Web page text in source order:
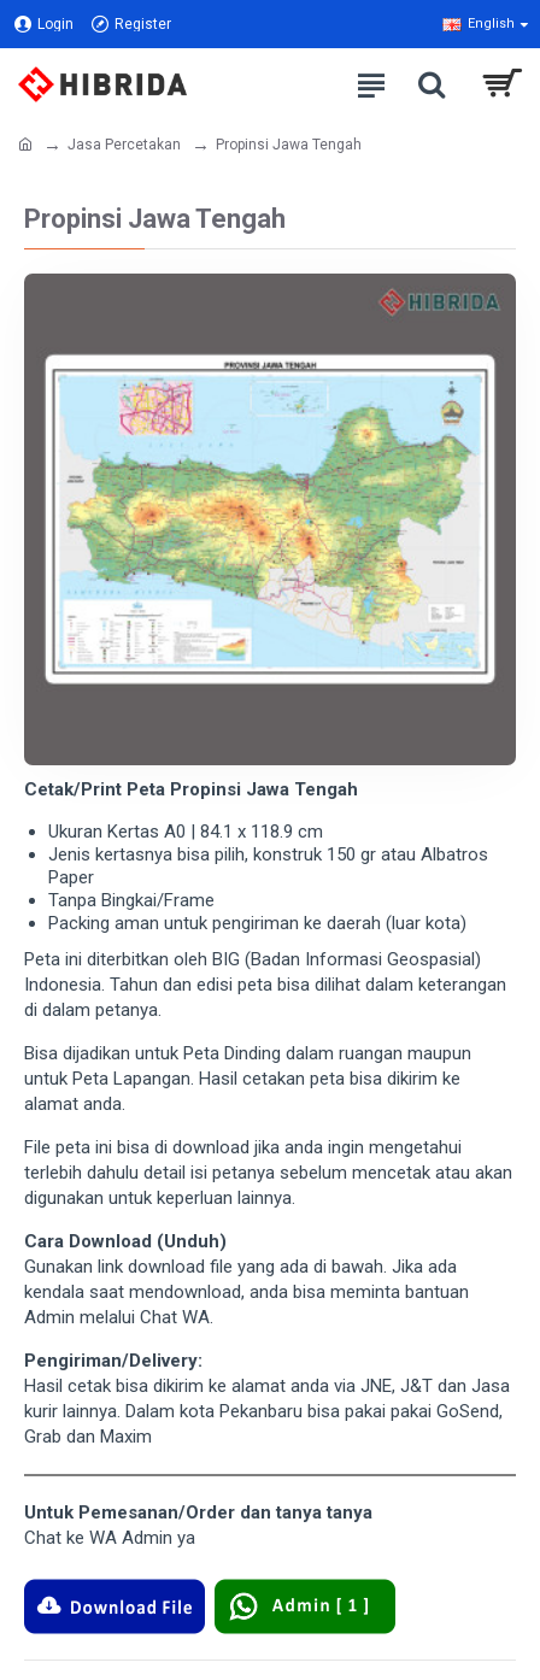
Login Register English
Jasa Percetakan Propinsi Jawa Tengah
Propinsi Jawa Tengah
Cetak/Print Peta Propinsi Jawa Tengah
Ukuran Kertas A0 | 84.1 x 118.9 cm
Jenis kertasnya bisa pilih, konstruk 150 gr atau Albatros
Paper
Tanpa Bingkai/Frame
Packing aman untuk pengiriman ke daerah (luar kota)
Peta ini diterbitkan oleh BIG (Badan Informasi Geospasial)
Indonesia. Tahun dan edisi peta bisa dilihat dalam keterangan
di dalam petanya.
Bisa dijadikan untuk Peta Dinding dalam ruangan maupun
untuk Peta Lapangan. Hasil cetakan peta bisa dikirim ke
alamat anda.
File peta ini bisa di download jika anda ingin mengetahui
terlebih dahulu detail isi petanya sebelum mencetak atau akan
digunakan untuk keperluan lainnya.
Cara Download (Unduh)
Gunakan link download file yang ada di bawah. Jika ada
kendala saat mendownload, anda bisa meminta bantuan
Admin melalui Chat WA.
Pengiriman/Delivery:
Hasil cetak bisa dikirim ke alamat anda via JNE, J&T dan Jasa
kurir lainnya. Dalam kota Pekanbaru bisa pakai pakai GoSend,
Grab dan Maxim
Untuk Pemesanan/Order dan tanya tanya
Chat ke WA Admin ya